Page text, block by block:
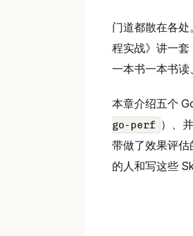
门道都散在各
程实战》讲一
一本书一本书读
本章介绍五个
go-perf ）、
带做了效果评估
的人和写这些